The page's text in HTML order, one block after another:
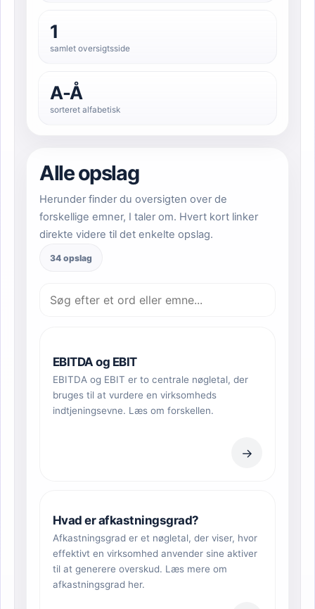
1
samlet oversigtsside
A-Å
sorteret alfabetisk
Alle opslag
Herunder finder du oversigten over de
forskellige emner, I taler om. Hvert kort linker
direkte videre til det enkelte opslag.
34 opslag
EBITDA og EBIT
EBITDA og EBIT er to centrale nøgletal, der
bruges til at vurdere en virksomheds
indtjeningsevne. Læs om forskellen.
→
Hvad er afkastningsgrad?
Afkastningsgrad er et nøgletal, der viser, hvor
effektivt en virksomhed anvender sine aktiver
til at generere overskud. Læs mere om
afkastningsgrad her.